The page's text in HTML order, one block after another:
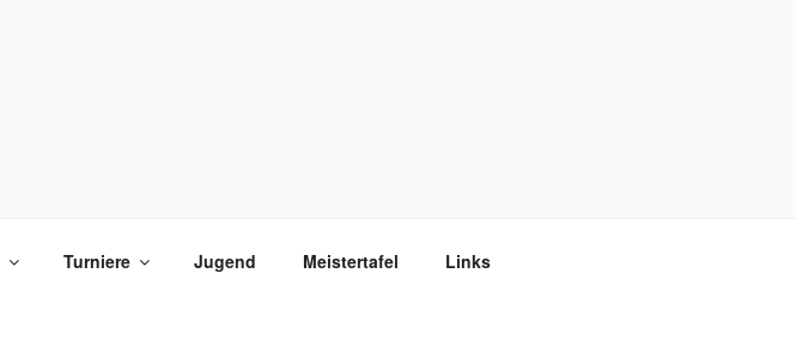
Turniere Jugend Meistertafel Links